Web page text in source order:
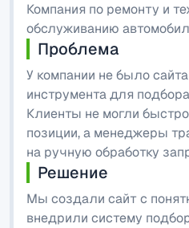
Компания по ремонту и
обслуживанию
Проблема
У компании не было
инструмента для
Клиенты не могли
позиции, а менеджеры
на ручную обработку
Решение
Мы создали сайт с
внедрили систему